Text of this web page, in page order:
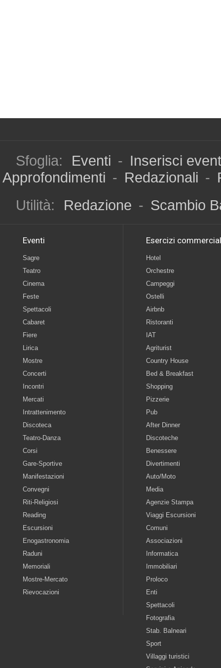
Sfoglia: Eventi - Inserisci
Approfondimenti - Redazionali -
Utilità:
Redazione - Scambio
Eventi
Sagre
Teatro
Cinema
Feste
Spettacoli
Cabaret
Fiere
Lirica
Mostre
Concerti
Incontri
Mercati
Intrattenimento
Discoteca
Teatro-Danza
Corsi
Gare-Sportive
Manifestazioni
Convegni
Riti-Religiosi
Reading
Escursioni
Enogastronomia
Raduni
Memoriali
Mostre-Mercato
Rievocazioni
Esercizi
Hotel
Orchestre
Campeggi
Ostelli
Airbnb
Ristoranti
IAT
Agriturist
Country House
Bed & Breakfast
Shopping
Pizzerie
Pub
After Dinner
Discoteche
Benessere
Divertimenti
Auto/Moto
Media
Agenzie Stampa
Viaggi Escursioni
Comuni
Associazioni
Informatica
Immobiliari
Proloco
Enti
Spettacoli
Fotografia
Stab. Balneari
Sport
Villaggi turistici